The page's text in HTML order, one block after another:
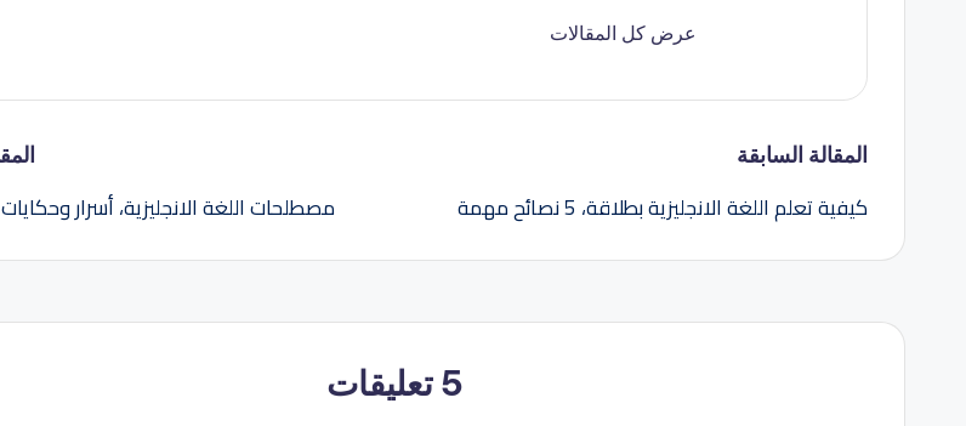
عرض كل المقالات
تصفّح
المقالات
المقالة السابقة
كيفية تعلم اللغة الانجليزية بطلاقة، 5 نصائح مهمة مصطلحات اللغة الانجليزية، أسرار
5 تعليقات